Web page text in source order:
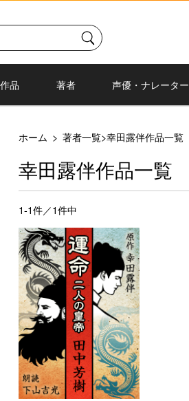
品 著者 声優・ナレーター
ホーム > 著者一覧>幸田露伴作品一覧
幸田露伴作品一覧
1-1件／1件中